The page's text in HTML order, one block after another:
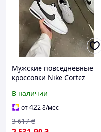
Мужские повседневные
кроссовки Nike Cortez
модные демисезонные
кроссы NK128 Найк vkross
В наличии
от422₴/мес
3 617 ₴